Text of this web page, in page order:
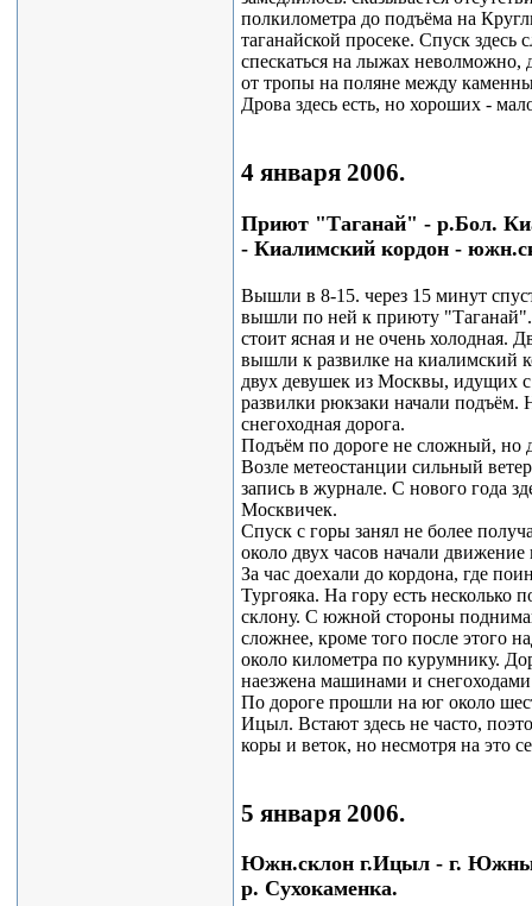
полкилометра до подъёма на
таганайской просеке. Спуск
спескаться на лыжах неволможно,
от тропы на поляне между
Дрова здесь есть, но хороших -
4 января 2006.
Приют "Таганай" - р.Бол.
- Киалимский кордон -
Вышли в 8-15. через 15 минут
вышли по ней к приюту "Таганай".
стоит ясная и не очень холодная.
вышли к развилке на киалимский
двух девушек из Москвы, идущих
развилки рюкзаки начали подъём.
снегоходная дорога.
Подъём по дороге не сложный, но
Возле метеостанции сильный
запись в журнале. С нового года
Москвичек.
Спуск с горы занял не более
около двух часов начали
За час доехали до кордона, где
Тургояка. На гору есть
склону. С южной стороны
сложнее, кроме того после этого
около километра по курумнику.
наезжена машинами и
По дороге прошли на юг около
Ицыл. Встают здесь не часто,
коры и веток, но несмотря на это
5 января 2006.
Южн.склон г.Ицыл - г.
р. Сухокаменка.